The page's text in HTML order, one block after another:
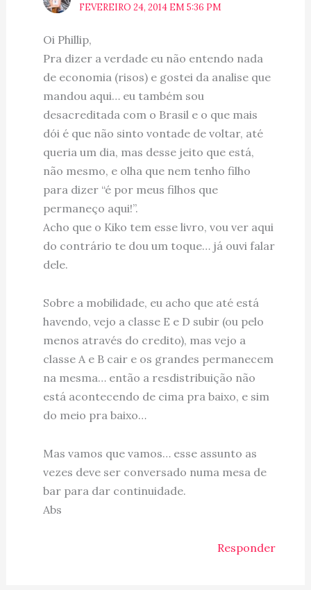
FEVEREIRO 24, 2014 EM 5:36 PM
Oi Phillip,
Pra dizer a verdade eu não entendo nada
de economia (risos) e gostei da analise que
mandou aqui… eu também sou
desacreditada com o Brasil e o que mais
dói é que não sinto vontade de voltar, até
queria um dia, mas desse jeito que está,
não mesmo, e olha que nem tenho filho
para dizer “é por meus filhos que
permaneço aqui!”.
Acho que o Kiko tem esse livro, vou ver aqui
do contrário te dou um toque… já ouvi falar
dele.
Sobre a mobilidade, eu acho que até está
havendo, vejo a classe E e D subir (ou pelo
menos através do credito), mas vejo a
classe A e B cair e os grandes permanecem
na mesma… então a resdistribuição não
está acontecendo de cima pra baixo, e sim
do meio pra baixo…
Mas vamos que vamos… esse assunto as
vezes deve ser conversado numa mesa de
bar para dar continuidade.
Abs
Responder